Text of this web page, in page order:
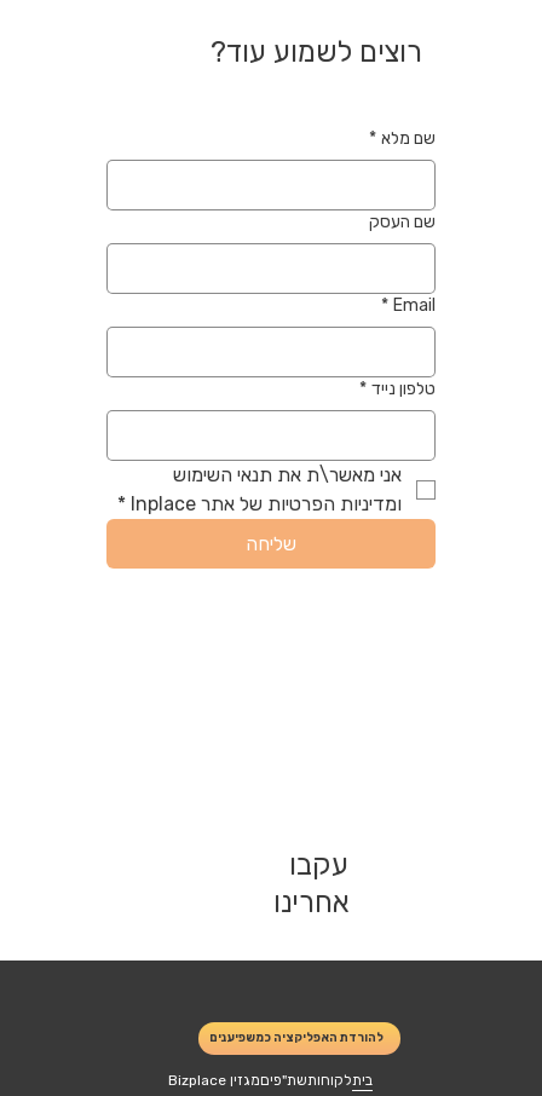
שם מלא *
שם העסק
Email
*
טלפון נייד *
ומדיניות הפרטיות של אתר Inplace
*
שליחה
רוצים לשמוע עוד?
עקבו
אחרינו
ביתלקוחותשת"פיםמגזין Bizplace
להורדת האפליקציה כמשפיענים